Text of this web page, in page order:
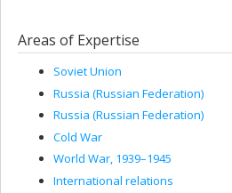
Areas of Expertise
Soviet Union
Russia (Russian Federation)
Russia (Russian Federation)
Cold War
World War, 1939–1945
International relations